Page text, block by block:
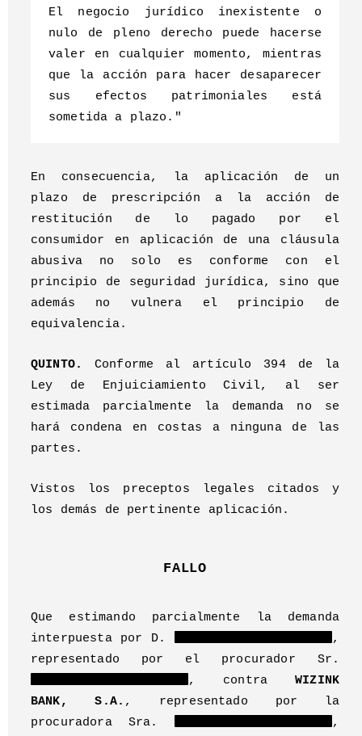
El negocio jurídico inexistente o
nulo de pleno derecho puede hacerse
valer en cualquier momento, mientras
que la acción para hacer desaparecer
sus efectos patrimoniales está
sometida a plazo."
En consecuencia, la aplicación de un
plazo de prescripción a la acción de
restitución de lo pagado por el
consumidor en aplicación de una cláusula
abusiva no solo es conforme con el
principio de seguridad jurídica, sino que
además no vulnera el principio de
equivalencia.
QUINTO.
Conforme al artículo 394 de la
Ley de Enjuiciamiento Civil, al ser
estimada parcialmente la demanda no se
hará condena en costas a ninguna de las
partes.
Vistos los preceptos legales citados y
los demás de pertinente aplicación.
FALLO
Que estimando parcialmente la demanda
interpuesta por D.
,
representado por el procurador Sr.
, contraWIZINK
BANK, S.A. , representado por la
procuradora Sra.
,